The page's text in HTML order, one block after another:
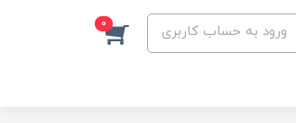
ورود به حساب کاربری 0